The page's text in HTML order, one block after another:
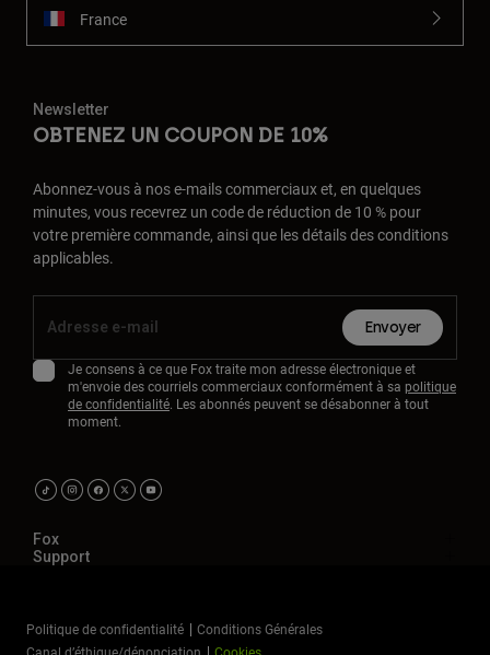
France
Newsletter
OBTENEZ UN COUPON DE 10%
Abonnez-vous à nos e-mails commerciaux et, en quelques
minutes, vous recevrez un code de réduction de 10 % pour
votre première commande, ainsi que les détails des conditions
applicables.
Envoyer
Je consens à ce que Fox traite mon adresse électronique et
m'envoie des courriels commerciaux conformément à sa politique
de confidentialité. Les abonnés peuvent se désabonner à tout
moment.
Fox
Support
Politique de confidentialité
Conditions Générales